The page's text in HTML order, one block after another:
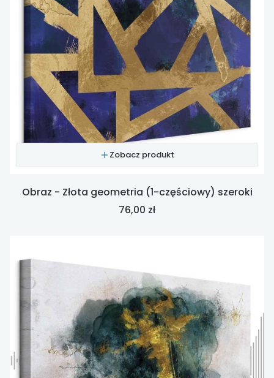
Zobacz produkt
Obraz - Złota geometria (1-częściowy) szeroki
Cena
76,00 zł